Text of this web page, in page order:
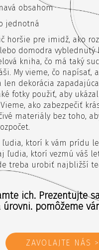
obsahom
jednotná
horšie pre imidž, ako
domodra vyblednutý
kniha, čo má taký
My vieme, čo napísať,
len dekorácia
fotky použiť, aby
ako zabezpečiť
materiály bez toho,
ľudia, ktorí k vám prídu
ľudia, ktorí vezmú váš
treba urobiť najbližší
ich. Prezentujte
úrovni. pomôžeme
ZAVOLAJTE NÁS >